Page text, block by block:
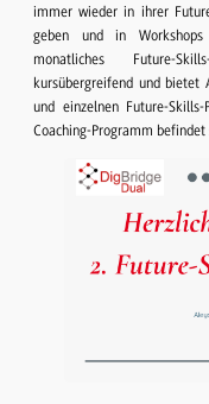
immer wieder in ihrer
geben und in
monatliches Future-
kursübergreifend und bietet
und einzelnen Future-
Coaching-Programm